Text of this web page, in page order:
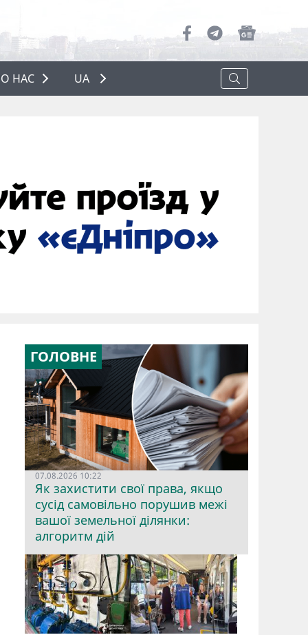
НАС
НАС
UA
ГОЛОВНЕ
07.08.2026 10:22
Як захистити свої права, якщо
сусід самовільно порушив межі
вашої земельної ділянки:
алгоритм дій